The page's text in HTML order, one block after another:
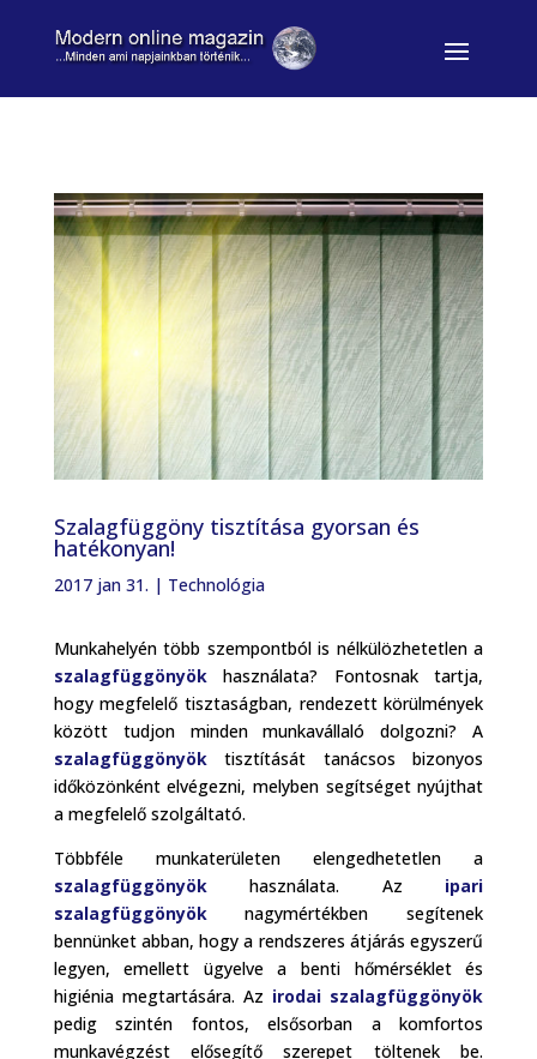
Szalagfüggöny tisztítása gyorsan és
hatékonyan!
2017 jan 31. | Technológia
Munkahelyén több szempontból is nélkülözhetetlen a
szalagfüggönyökhasználata? Fontosnak tartja,
hogy megfelelő tisztaságban, rendezett körülmények
között tudjon minden munkavállaló dolgozni? A
szalagfüggönyöktisztítását tanácsos bizonyos
időközönként elvégezni, melyben segítséget nyújthat
a megfelelő szolgáltató.
Többféle munkaterületen elengedhetetlen a
szalagfüggönyökhasználata. Az ipari
szalagfüggönyöknagymértékben segítenek
bennünket abban, hogy a rendszeres átjárás egyszerű
legyen, emellett ügyelve a benti hőmérséklet és
higiénia megtartására. Az irodai szalagfüggönyök
pedig szintén fontos, elsősorban a komfortos
munkavégzést elősegítő szerepet töltenek be.